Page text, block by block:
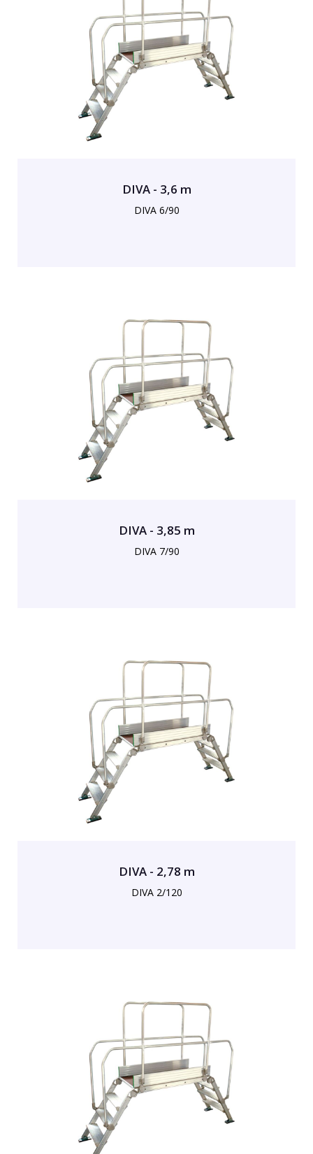
DIVA - 3,6 m
DIVA 6/90
DIVA - 3,85 m
DIVA 7/90
DIVA - 2,78 m
DIVA 2/120